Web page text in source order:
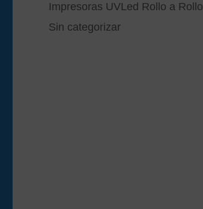
Impresoras UVLed Rollo a Rollo
Sin categorizar